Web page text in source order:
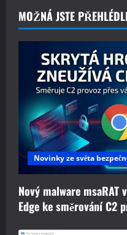
MOŽNÁ JSTE
Novinky ze světa
Nový malware
Edge ke směrování C2